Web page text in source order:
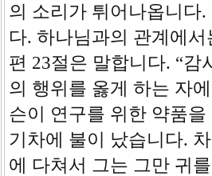
의 소리가 튀어나옵니다
다. 하나님과의 관계에
편 23절은 말합니다. “
의 행위를 옳게 하는 자
슨이 연구를 위한 약품
기차에 불이 났습니다.
에 다쳐서 그는 그만 귀